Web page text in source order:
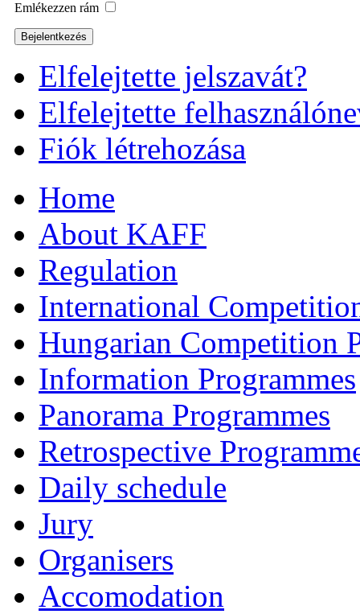
Emlékezzen rám
Elfelejtette jelszavát?
Elfelejtette
Fiók létrehozása
Home
About KAFF
Regulation
International
Hungarian Competition
Information Programmes
Panorama Programmes
Retrospective
Daily schedule
Jury
Organisers
Accomodation